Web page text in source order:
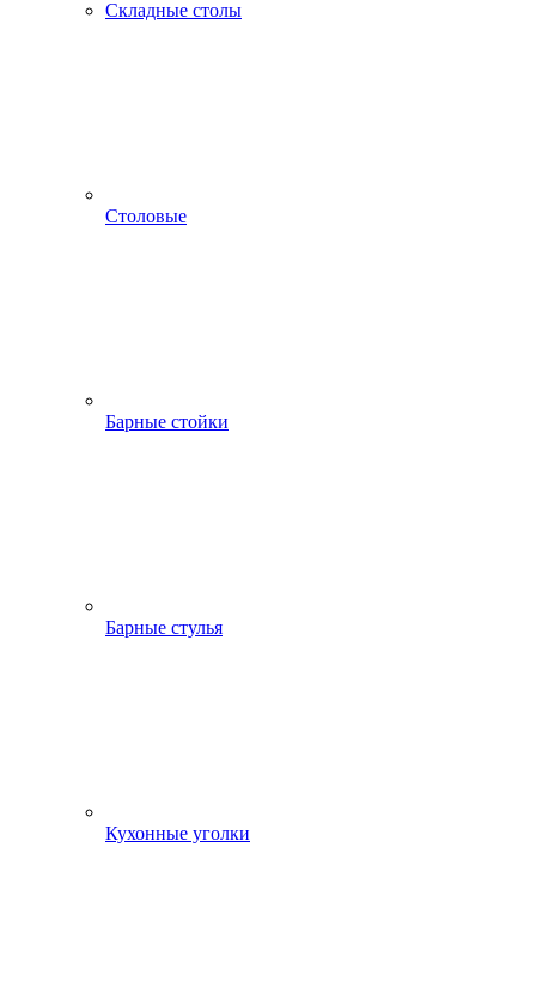
Складные столы
Столовые
Барные стойки
Барные стулья
Кухонные уголки